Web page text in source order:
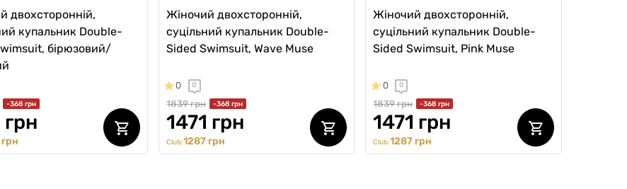
двохсторонній,
купальник Double-
бірюзовий/
-368 грн
грн
Жіночий двохсторонній,
суцільний купальник Double-
Sided Swimsuit, Wave Muse
0 0
1839 грн -368 грн
1471 грн
Club:1287 грн
Жіночий двохсторонній,
суцільний купальник Double-
Sided Swimsuit, Pink Muse
0 0
1839 грн -368 грн
1471 грн
Club:1287 грн